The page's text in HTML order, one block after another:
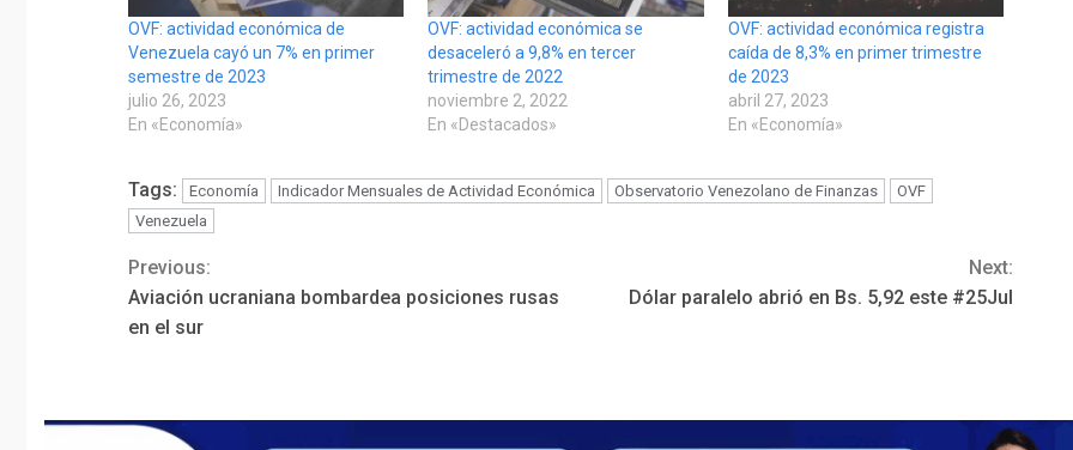
OVF: actividad económica de
Venezuela cayó un 7% en primer
semestre de 2023
julio 26, 2023
En «Economía»
OVF: actividad económica se
desaceleró a 9,8% en tercer
trimestre de 2022
noviembre 2, 2022
En «Destacados»
OVF: actividad económica registra
caída de 8,3% en primer trimestre
de 2023
abril 27, 2023
En «Economía»
Tags: Economía Indicador Mensuales de Actividad Económica Observatorio Venezolano de Finanzas
OVF
Venezuela
Continue
Reading
Previous:
Aviación ucraniana bombardea posiciones rusas
en el sur
Next:
Dólar paralelo abrió en Bs. 5,92 este #25Jul